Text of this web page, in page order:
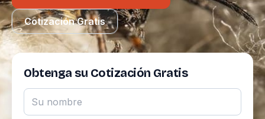
Cotización Gratis
Obtenga su Cotización Gratis